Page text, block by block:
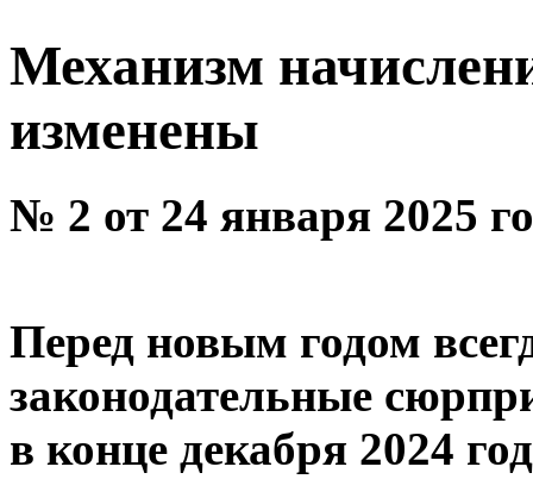
Механизм
изменены
№ 2 от 24 января 2025
Перед новым годом
законодательные
в конце декабря 2024